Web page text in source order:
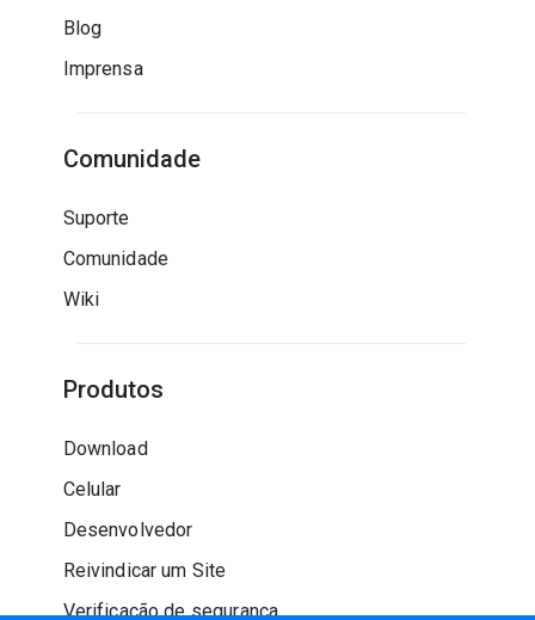
Blog
Imprensa
Comunidade
Suporte
Comunidade
Wiki
Produtos
Download
Celular
Desenvolvedor
Reivindicar um Site
Verificação de segurança